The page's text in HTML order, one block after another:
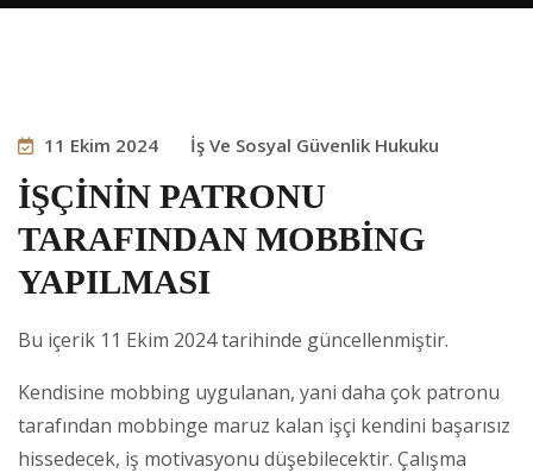
11 Ekim 2024 İş Ve Sosyal Güvenlik Hukuku
İŞÇİNİN PATRONU
TARAFINDAN MOBBİNG
YAPILMASI
Bu içerik 11 Ekim 2024 tarihinde güncellenmiştir.
Kendisine mobbing uygulanan, yani daha çok patronu
tarafından mobbinge maruz kalan işçi kendini başarısız
hissedecek, iş motivasyonu düşebilecektir. Çalışma